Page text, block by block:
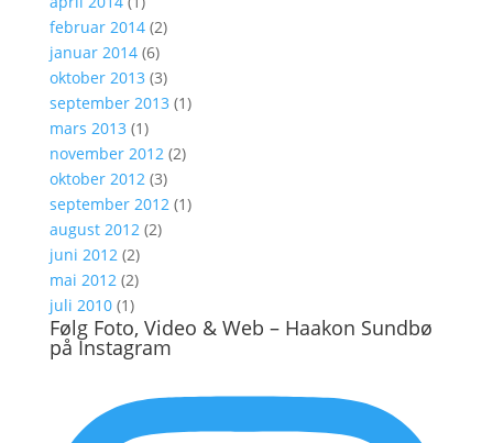
februar 2014(2)
januar 2014(6)
oktober 2013(3)
september 2013(1)
mars 2013(1)
november 2012(2)
oktober 2012(3)
september 2012(1)
august 2012(2)
juni 2012(2)
mai 2012(2)
juli 2010(1)
Følg Foto, Video & Web – Haakon Sundbø
på Instagram